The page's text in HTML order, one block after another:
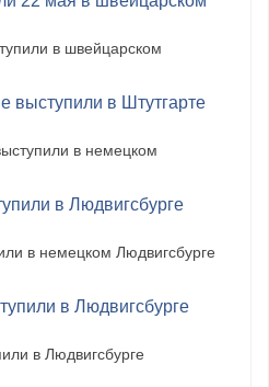
в швейцарском
выступили в Штутгарте
в немецком
в Людвигсбурге
в немецком Людвигсбурге
в Людвигсбурге
в Людвигсбурге